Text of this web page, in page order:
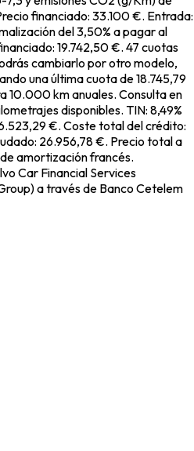
financiado: 33.100 €. Entrada:
del 3,50% a pagar al
19.742,50 €. 47 cuotas
cambiarlo por otro modelo,
una última cuota de 18.745,79
10.000 km anuales. Consulta en
disponibles. TIN: 8,49%
€. Coste total del crédito:
26.956,78 €. Precio total a
amortización francés.
Car Financial Services
a través de Banco Cetelem